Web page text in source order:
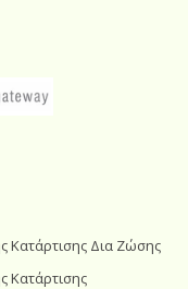
Κατάρτισης Δια Ζώσης
Κατάρτισης